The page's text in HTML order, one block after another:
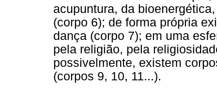
acupuntura, da
(corpo 6); de forma própria
dança (corpo 7); em uma
pela religião, pela
possivelmente, existem
(corpos 9, 10, 11...).